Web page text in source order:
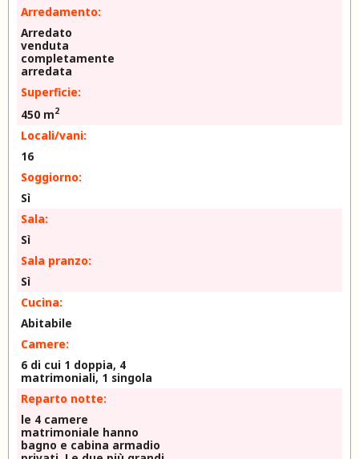
Arredamento:
Arredato
venduta
completamente
arredata
Superficie:
450 m2
Locali/vani:
16
Soggiorno:
Sì
Sala:
Sì
Sala pranzo:
Sì
Cucina:
Abitabile
Camere:
6 di cui 1 doppia, 4
matrimoniali, 1 singola
Reparto notte:
le 4 camere
matrimoniale hanno
bagno e cabina armadio